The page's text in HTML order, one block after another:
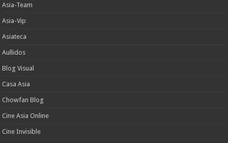
Asia-Team
Asia-Vip
Asiateca
Aullidos
Blog Visual
Casa Asia
Chowfan Blog
Cine Asia Online
Cine Invisible